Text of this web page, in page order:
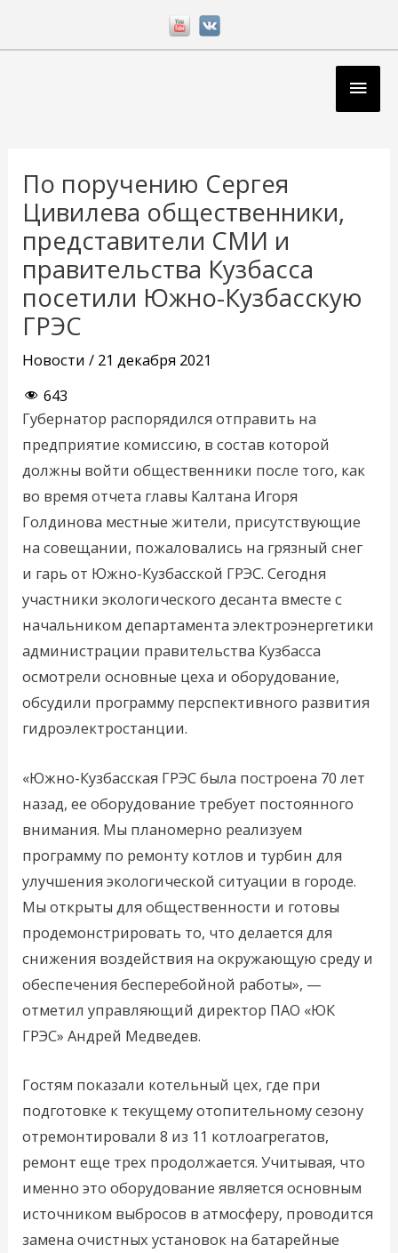
По поручению Сергея
Цивилева общественники,
представители СМИ и
правительства Кузбасса
посетили Южно-Кузбасскую
ГРЭС
Новости / 21 декабря 2021
643
Губернатор распорядился отправить на
предприятие комиссию, в состав которой
должны войти общественники после того, как
во время отчета главы Калтана Игоря
Голдинова местные жители, присутствующие
на совещании, пожаловались на грязный снег
и гарь от Южно-Кузбасской ГРЭС. Сегодня
участники экологического десанта вместе с
начальником департамента электроэнергетики
администрации правительства Кузбасса
осмотрели основные цеха и оборудование,
обсудили программу перспективного развития
гидроэлектростанции.
«Южно-Кузбасская ГРЭС была построена 70 лет
назад, ее оборудование требует постоянного
внимания. Мы планомерно реализуем
программу по ремонту котлов и турбин для
улучшения экологической ситуации в городе.
Мы открыты для общественности и готовы
продемонстрировать то, что делается для
снижения воздействия на окружающую среду и
обеспечения бесперебойной работы», —
отметил управляющий директор ПАО «ЮК
ГРЭС» Андрей Медведев.
Гостям показали котельный цех, где при
подготовке к текущему отопительному сезону
отремонтировали 8 из 11 котлоагрегатов,
ремонт еще трех продолжается. Учитывая, что
именно это оборудование является основным
источником выбросов в атмосферу, проводится
замена очистных установок на батарейные
записям